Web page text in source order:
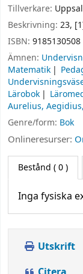
Tillverkare:
Beskrivning: 23,
ISBN: 9185130508
Ämnen:
Matematik
Lärobok
Aurelius,
Genre/form: Bok
Onlineresurser:
Bestånd ( 0 )
Inga fysiska
Utskrift